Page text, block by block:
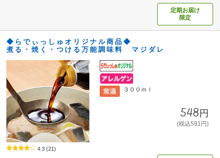
定期お届け
限定
◆らでぃっしゅオリジナル商品◆
煮る・焼く・つける万能調味料 マジダレ
３００ｍｌ
548円
(税込591円)
4.3 (21)